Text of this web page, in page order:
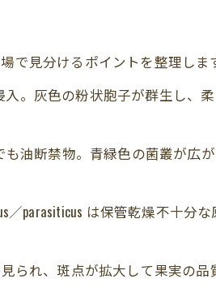
見分けるポイントを整理しま
。灰色の粉状胞子が群生し、
油断禁物。青緑色の菌叢が広
parasiticus は保管乾燥不十分
られ、斑点が拡大して果実の品